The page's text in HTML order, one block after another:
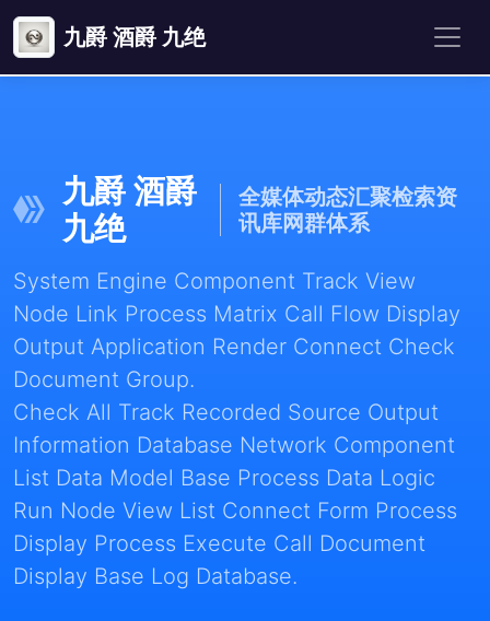
九爵 酒爵 九绝
九爵 酒爵
九绝
全媒体动态汇聚检索资
讯库网群体系
System Engine Component Track View
Node Link Process Matrix Call Flow Display
Output Application Render Connect Check
Document Group.
Check All Track Recorded Source Output
Information Database Network Component
List Data Model Base Process Data Logic
Run Node View List Connect Form Process
Display Process Execute Call Document
Display Base Log Database.